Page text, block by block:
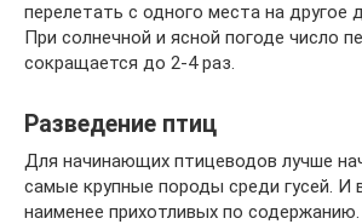
перелетать с одного места на другое
При солнечной и ясной погоде число
сокращается до 2-4 раз.
Разведение птиц
Для начинающих птицеводов лучше
самые крупные породы среди гусей. И
наименее прихотливых по содержанию.